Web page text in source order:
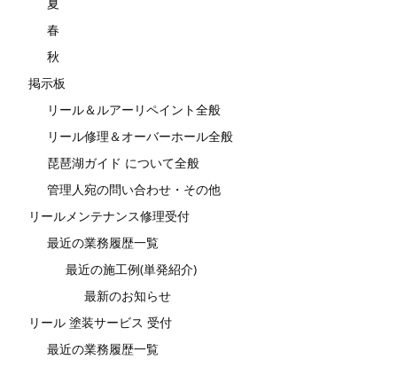
春
秋
掲示板
リール＆ルアーリペイント全般
リール修理＆オーバーホール全般
琵琶湖ガイド について全般
管理人宛の問い合わせ・その他
リールメンテナンス修理受付
最近の業務履歴一覧
最近の施工例(単発紹介)
最新のお知らせ
リール 塗装サービス 受付
最近の業務履歴一覧